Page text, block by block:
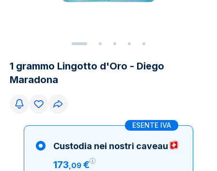
1 grammo Lingotto d'Oro - Diego
Maradona
ESENTE IVA
Custodia nei nostri caveau
173,09 €